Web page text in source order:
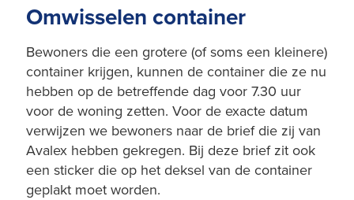
Omwisselen container
Bewoners die een grotere (of soms een kleinere)
container krijgen, kunnen de container die ze nu
hebben op de betreffende dag voor 7.30 uur
voor de woning zetten. Voor de exacte datum
verwijzen we bewoners naar de brief die zij van
Avalex hebben gekregen. Bij deze brief zit ook
een sticker die op het deksel van de container
geplakt moet worden.